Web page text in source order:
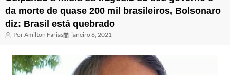
da morte de quase 200 mil brasileiros, Bolsonaro
diz: Brasil está quebrado
PorAmilton Farias janeiro 6, 2021